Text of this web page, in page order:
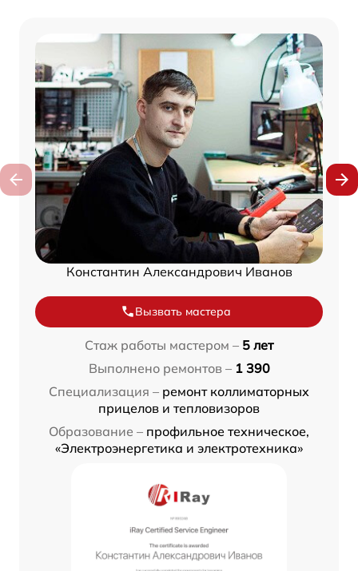
Константин Александрович Иванов
Вызвать мастера
Стаж работы мастером – 5 лет
Выполнено ремонтов – 1 390
Специализация – ремонт коллиматорных
прицелов и тепловизоров
Образование – профильное техническое,
«Электроэнергетика и электротехника»